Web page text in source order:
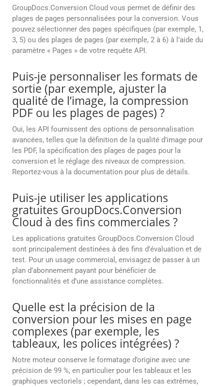
GroupDocs.Conversion Cloud vous permet de définir des
plages de pages personnalisées pour la conversion. Vous
pouvez sélectionner des pages spécifiques (par exemple, 1,
3, 5) ou des plages de pages (par exemple, 2 à 6) à l’aide du
paramètre « Pages » de votre requête API.
Puis-je personnaliser les formats de
sortie (par exemple, ajuster la
qualité de l’image, la compression
PDF ou les plages de pages) ?
Oui, les API fournissent des options de personnalisation
avancées, telles que la définition de la qualité d’image pour
les PDF, la spécification des plages de pages pour la
conversion et le réglage des niveaux de compression.
Reportez-vous à la documentation pour plus de détails.
Puis-je utiliser les applications
gratuites GroupDocs.Conversion
Cloud à des fins commerciales ?
Les applications gratuites GroupDocs.Conversion Cloud
sont principalement destinées à des fins d’évaluation et de
test. Pour un usage commercial, envisagez de passer à un
plan d’abonnement payant pour bénéficier de
fonctionnalités et d’une assistance complètes.
Quelle est la précision de la
conversion pour les mises en page
complexes (par exemple, les
tableaux, les polices intégrées) ?
Notre moteur conserve le formatage d’origine avec une
précision de 99 %, en particulier pour les tableaux et les
graphiques vectoriels ; cependant, dans les cas extrêmes,